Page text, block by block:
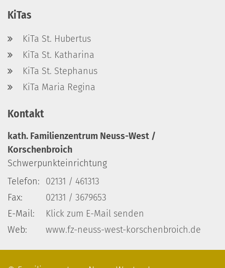
KiTas
KiTa St. Hubertus
KiTa St. Katharina
KiTa St. Stephanus
KiTa Maria Regina
Kontakt
kath. Familienzentrum Neuss-West /
Korschenbroich
Schwerpunkteinrichtung
Telefon:
02131 / 461313
Fax:
02131 / 3679653
E-Mail:
Klick zum E-Mail senden
Web:
www.fz-neuss-west-korschenbroich.de